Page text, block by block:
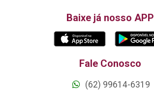
Baixe já nosso APP
Fale Conosco
(62) 99614-6319